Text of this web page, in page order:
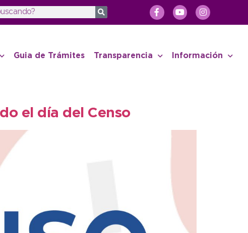
Guia de Trámites Transparencia Información
el día del Censo